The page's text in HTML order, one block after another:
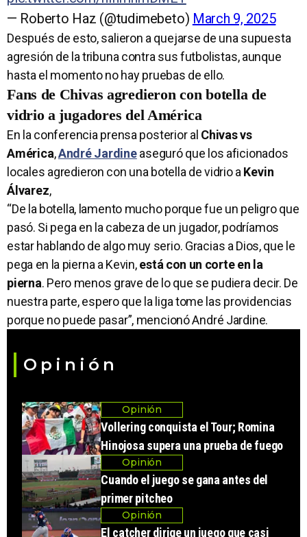
— Roberto Haz (@tudimebeto) March 9, 2025
Después de esto, salieron a quejarse de una supuesta
agresión de la tribuna contra sus futbolistas, aunque
hasta el momento no hay pruebas de ello.
Fans de Chivas agredieron con botella de
vidrio a jugadores del América
En la conferencia prensa posterior al Chivas vs
América,André Jardineaseguró que los aficionados
locales agredieron con una botella de vidrio aKevin
Álvarez,
“De la botella, lamento mucho porque fue un peligro que
pasó. Si pega en la cabeza de un jugador, podríamos
estar hablando de algo muy serio. Gracias a Dios, que le
pega en la pierna a Kevin,está con un corte en la
pierna. Pero menos grave de lo que se pudiera decir. De
nuestra parte, espero que la liga tome las providencias
porque no puede pasar”, mencionó André Jardine.
Opinión
Opinión
Vollering conquista el Tour; Romina
Hinojosa supera una prueba de fuego
Opinión
Cuando el juego se gana antes del
primer pitcheo
Opinión
El catcher dirige un juego que casi